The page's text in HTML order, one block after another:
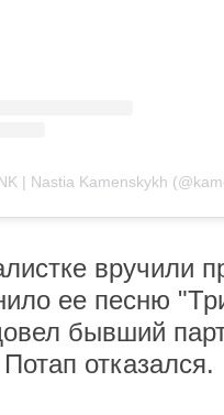
| Nastia Kamenskykh
вручили
ее песню
бывший
Потап отказался.